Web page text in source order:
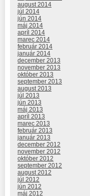
august 2014
júl 2014
jún 2014
máj 2014
apríl 2014
marec 2014
február 2014
január 2014
december 2013
november 2013
október 2013
september 2013
august 2013
júl 2013
jún 2013
máj 2013
apríl 2013
marec 2013
február 2013
január 2013
december 2012
november 2012
október 2012
september 2012
august 2012
júl 2012
jún 2012
máj 2012